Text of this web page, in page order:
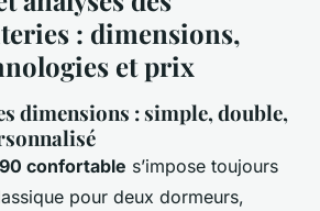
: dimensions,
et prix
dimensions : simple, double,
confortable s’impose toujours
pour deux dormeurs,